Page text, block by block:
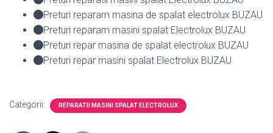
Preturi reparam masina de spalat electrolux BUZAU
Preturi reparam masini spalat Electrolux BUZAU
Preturi repar masina de spalat electrolux BUZAU
Preturi repar masini spalat Electrolux BUZAU
Categorii: REPARATII MASINI SPALAT ELECTROLUX